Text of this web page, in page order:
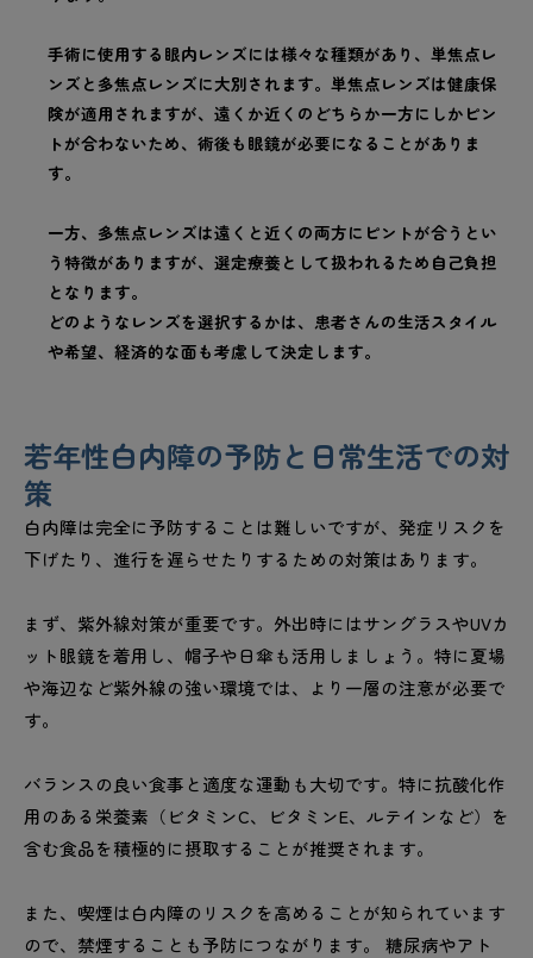
手術に使用する眼内レンズには様々な種類があり、単焦点レ
ンズと多焦点レンズに大別されます。単焦点レンズは健康保
険が適用されますが、遠くか近くのどちらか一方にしかピン
トが合わないため、術後も眼鏡が必要になることがありま
す。
一方、多焦点レンズは遠くと近くの両方にピントが合うとい
う特徴がありますが、選定療養として扱われるため自己負担
となります。
どのようなレンズを選択するかは、患者さんの生活スタイル
や希望、経済的な面も考慮して決定します。
若年性白内障の予防と日常生活での対
策
白内障は完全に予防することは難しいですが、発症リスクを
下げたり、進行を遅らせたりするための対策はあります。
まず、紫外線対策が重要です。外出時にはサングラスやUVカ
ット眼鏡を着用し、帽子や日傘も活用しましょう。特に夏場
や海辺など紫外線の強い環境では、より一層の注意が必要で
す。
バランスの良い食事と適度な運動も大切です。特に抗酸化作
用のある栄養素（ビタミンC、ビタミンE、ルテインなど）を
含む食品を積極的に摂取することが推奨されます。
また、喫煙は白内障のリスクを高めることが知られています
ので、禁煙することも予防につながります。 糖尿病やアト